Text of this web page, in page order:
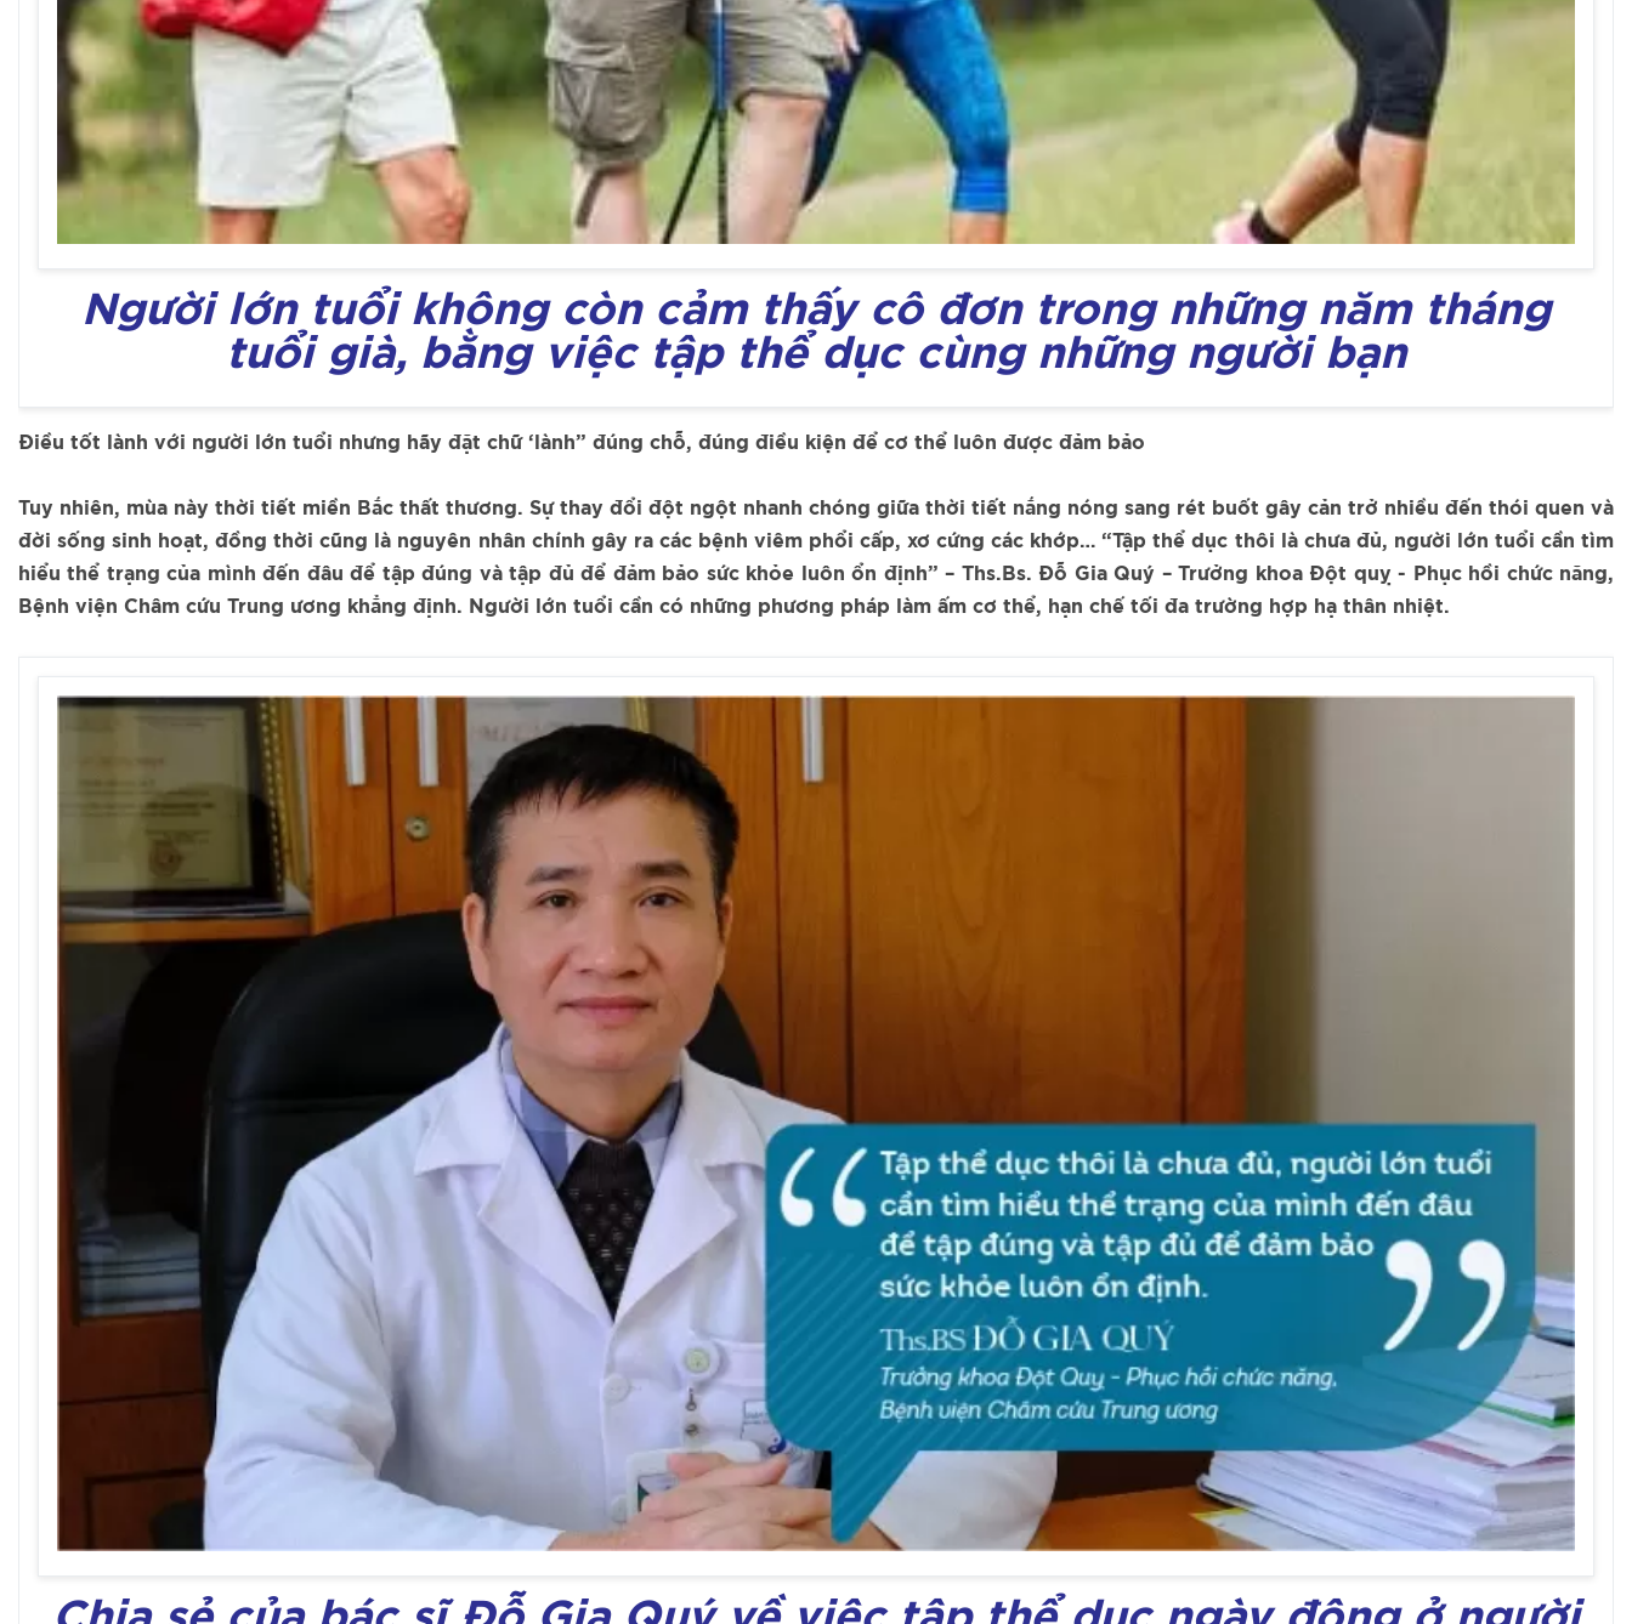
Người lớn tuổi không còn cảm thấy cô đơn trong những năm tháng
tuổi già, bằng việc tập thể dục cùng những người bạn
Điều tốt lành với người lớn tuổi nhưng hãy đặt chữ ‘lành” đúng chỗ, đúng điều kiện để cơ thể luôn được đảm bảo
Tuy nhiên, mùa này thời tiết miền Bắc thất thương. Sự thay đổi đột ngột nhanh chóng giữa thời tiết nắng nóng sang rét buốt gây cản trở nhiều đến thói quen và
đời sống sinh hoạt, đồng thời cũng là nguyên nhân chính gây ra các bệnh viêm phổi cấp, xơ cứng các khớp… “Tập thể dục thôi là chưa đủ, người lớn tuổi cần tìm
hiểu thể trạng của mình đến đâu để tập đúng và tập đủ để đảm bảo sức khỏe luôn ổn định” – Ths.Bs. Đỗ Gia Quý – Trưởng khoa Đột quỵ - Phục hồi chức năng,
Bệnh viện Châm cứu Trung ương khẳng định. Người lớn tuổi cần có những phương pháp làm ấm cơ thể, hạn chế tối đa trường hợp hạ thân nhiệt.